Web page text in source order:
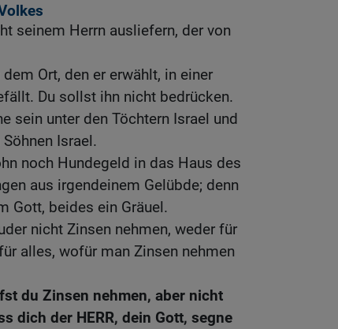
seinem Herrn ausliefern, der von
Ort, den er erwählt, in einer
Du sollst ihn nicht bedrücken.
sein unter den Töchtern Israel und
Israel.
noch Hundegeld in das Haus des
aus irgendeinem Gelübde; denn
Gott, beides ein Gräuel.
nicht Zinsen nehmen, weder für
alles, wofür man Zinsen nehmen
du Zinsen nehmen, aber nicht
dich der HERR, dein Gott, segne